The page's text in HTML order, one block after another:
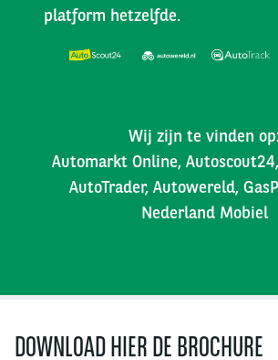
platform hetzelfde.
Wij zijn te vinden
Automarkt Online,
AutoTrader, Autowereld,
Nederland Mobiel
DOWNLOAD HIER DE BROCHURE